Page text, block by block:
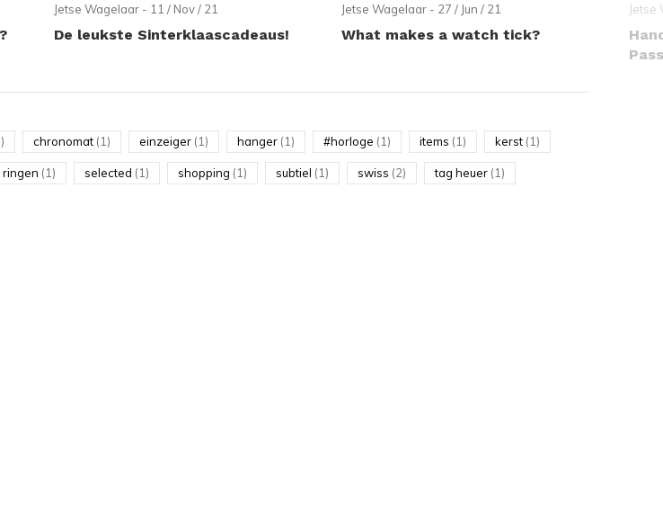
Jetse Wagelaar - 11 / Nov / 21
De leukste Sinterklaascadeaus!
Jetse Wagelaar - 27 / Jun / 21
What makes a watch tick?
Jetse
chronomat (1) einzeiger (1) hanger (1) #horloge (1) items (1) kerst (1)
ringen (1) selected (1) shopping (1) subtiel (1) swiss (2) tag heuer (1)